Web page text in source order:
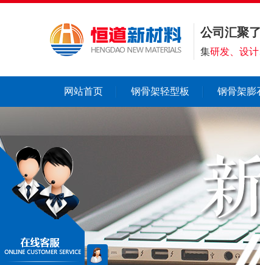
公司汇聚
集研发、设
网站首页 钢骨架轻型板 钢骨架膨